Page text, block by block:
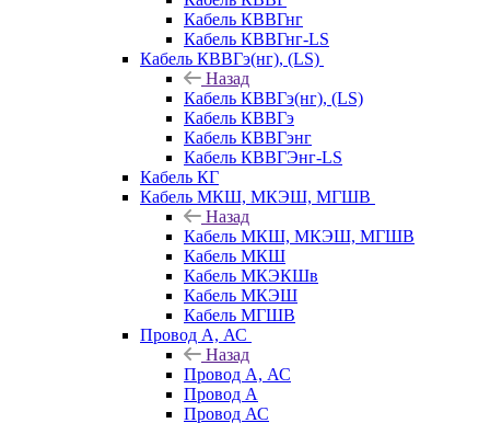
Кабель КВВГнг
Кабель КВВГнг-LS
Кабель КВВГэ(нг), (LS)
Назад
Кабель КВВГэ(нг), (LS)
Кабель КВВГэ
Кабель КВВГэнг
Кабель КВВГЭнг-LS
Кабель КГ
Кабель МКШ, МКЭШ, МГШВ
Назад
Кабель МКШ, МКЭШ, МГШВ
Кабель МКШ
Кабель МКЭКШв
Кабель МКЭШ
Кабель МГШВ
Провод А, АС
Назад
Провод А, АС
Провод А
Провод АС